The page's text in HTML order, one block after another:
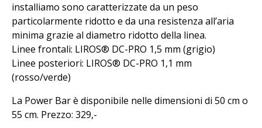
installiamo sono caratterizzate da un peso
particolarmente ridotto e da una resistenza all’aria
minima grazie al diametro ridotto della linea.
Linee frontali: LIROS® DC-PRO 1,5 mm (grigio)
Linee posteriori: LIROS® DC-PRO 1,1 mm
(rosso/verde)
La Power Bar è disponibile nelle dimensioni di 50 cm o
55 cm. Prezzo: 329,-